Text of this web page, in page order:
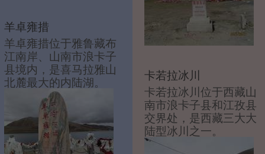
羊卓雍措
羊卓雍措位于雅鲁藏布
江南岸、山南市浪卡子
县境内，是喜马拉雅山
北麓最大的内陆湖。
卡若拉冰川
卡若拉冰川位于西藏山
南市浪卡子县和江孜县
交界处，是西藏三大大
陆型冰川之一。